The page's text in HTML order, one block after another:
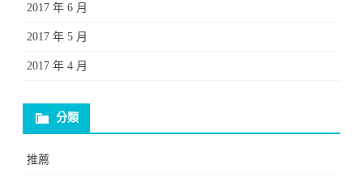
2017 年 6 月
2017 年 5 月
2017 年 4 月
分類
推薦